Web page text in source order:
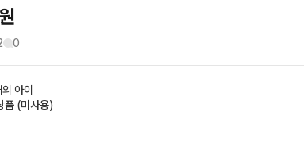
0
아이
품 (미사용)